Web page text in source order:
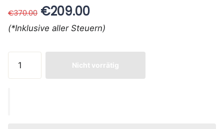
€370.00 €209.00
(*Inklusive aller Steuern)
Nicht vorrätig